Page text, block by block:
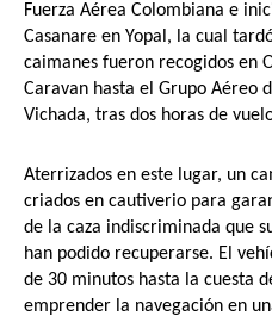
Fuerza Aérea Colombiana e
Casanare en Yopal, la cual
caimanes fueron recogidos en
Caravan hasta el Grupo Aéreo
Vichada, tras dos horas de
Aterrizados en este lugar, un
criados en cautiverio para
de la caza indiscriminada que
han podido recuperarse. El
de 30 minutos hasta la cuesta
emprender la navegación en